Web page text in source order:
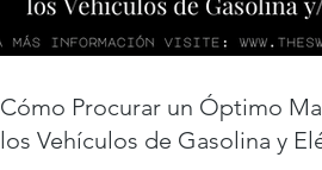
Cómo Procurar un Óptimo Mantenimiento en
los Vehículos de Gasolina y